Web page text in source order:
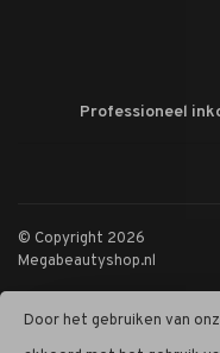
Professioneel
© Copyright 2026
Megabeautyshop.nl
Door het gebruiken van